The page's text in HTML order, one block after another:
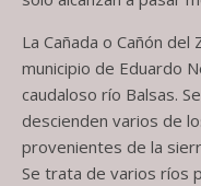
La Cañada o Cañón
municipio de Eduardo
caudaloso río Balsas.
descienden varios de
provenientes de la
Se trata de varios ríos